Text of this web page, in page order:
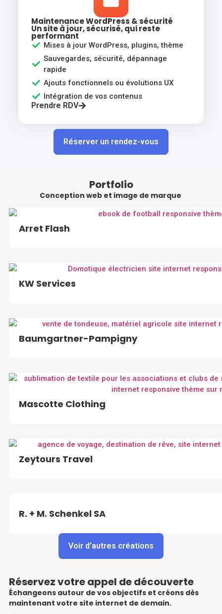
Maintenance WordPress & sécurité
Un site à jour, sécurisé, qui reste
performant
Mises à jour WordPress, plugins, thème
Sauvegardes, sécurité, dépannage
rapide
Ajouts fonctionnels ou évolutions UX
Intégration de vos contenus
Prendre RDV
Réserver un rendez-vous
Portfolio
Conception web et image de marque
Arret Flash
KW Services
Baumgartner-Pampigny
Mascotte Clothing
Zeytours Travel
R. + M. Schenkel SA
Voir d'autres créations
Réservez votre appel de découverte
Échangeons autour de vos objectifs et créons dès
maintenant votre site internet de demain.